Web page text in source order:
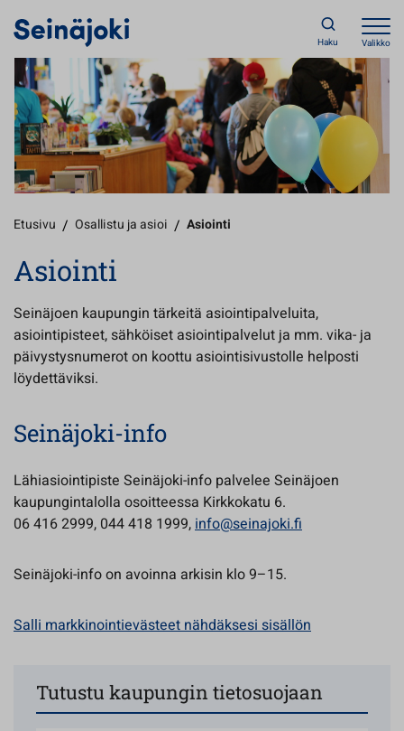
Haku Valikko
Etusivu / Osallistu ja asioi / Asiointi
Asiointi
Seinäjoen kaupungin tärkeitä asiointipalveluita,
asiointipisteet, sähköiset asiointipalvelut ja mm. vika- ja
päivystysnumerot on koottu asiointisivustolle helposti
löydettäviksi.
Seinäjoki-info
Lähiasiointipiste Seinäjoki-info palvelee Seinäjoen
kaupungintalolla osoitteessa Kirkkokatu 6.
06 416 2999, 044 418 1999,info@seinajoki.fi
Seinäjoki-info on avoinna arkisin klo 9–15.
Salli markkinointievästeet nähdäksesi sisällön
Tutustu kaupungin tietosuojaan